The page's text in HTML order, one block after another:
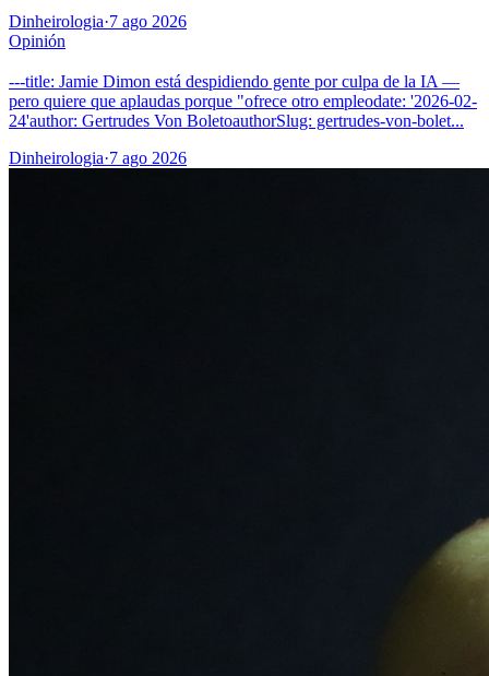
Dinheirologia·7 ago 2026
Opinión
---title: Jamie Dimon está despidiendo gente por culpa de la IA —
pero quiere que aplaudas porque "ofrece otro empleodate: '2026-02-
24'author: Gertrudes Von BoletoauthorSlug: gertrudes-von-bolet...
Dinheirologia·7 ago 2026